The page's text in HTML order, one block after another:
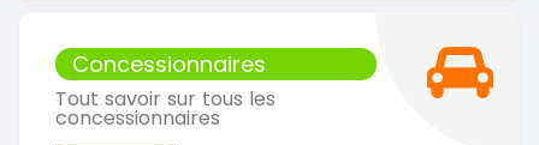
Concessionnaires
Tout savoir sur tous les
concessionnaires